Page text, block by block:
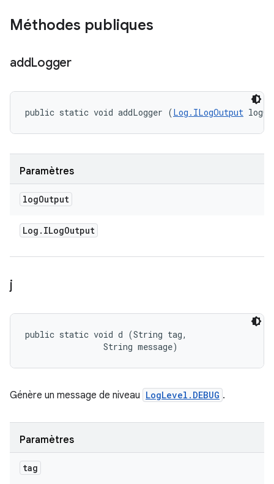
Méthodes publiques
addLogger
public static void addLogger (Log.ILogOutput
Paramètres
logOutput
Log . ILogOutput
j
public static void d (String tag,
                String message)
Génère un message de niveau LogLevel.DEBUG .
Paramètres
tag